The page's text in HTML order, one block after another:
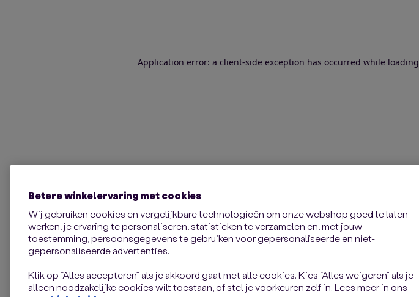
Application error: a client-side exception has occurred while loading
Betere winkelervaring met cookies
Wij gebruiken cookies en vergelijkbare technologieën om onze webshop goed te laten
werken, je ervaring te personaliseren, statistieken te verzamelen en, met jouw
toestemming, persoonsgegevens te gebruiken voor gepersonaliseerde en niet-
gepersonaliseerde advertenties.
Klik op “Alles accepteren” als je akkoord gaat met alle cookies. Kies “Alles weigeren” als je
alleen noodzakelijke cookies wilt toestaan, of stel je voorkeuren zelf in. Lees meer in ons